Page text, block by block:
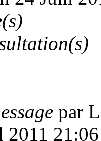
par
2011 21:06